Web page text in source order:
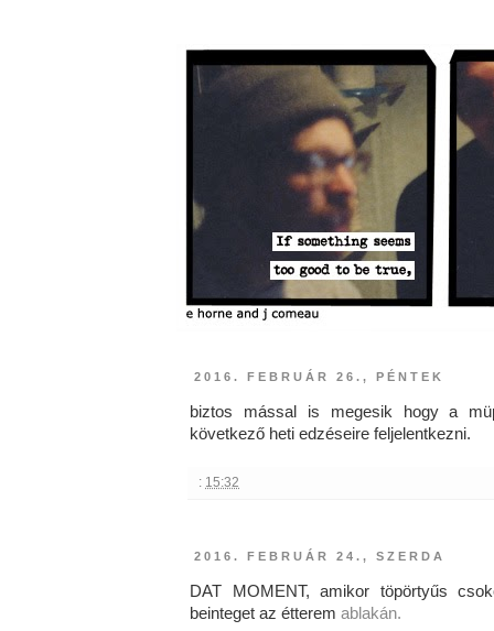
2016. FEBRUÁR 26., PÉNTEK
biztos mással is megesik hogy a
következő heti edzéseire feljelentkezni.
: 15:32
2016. FEBRUÁR 24., SZERDA
DAT MOMENT, amikor töpörtyűs
beinteget az étterem ablakán.